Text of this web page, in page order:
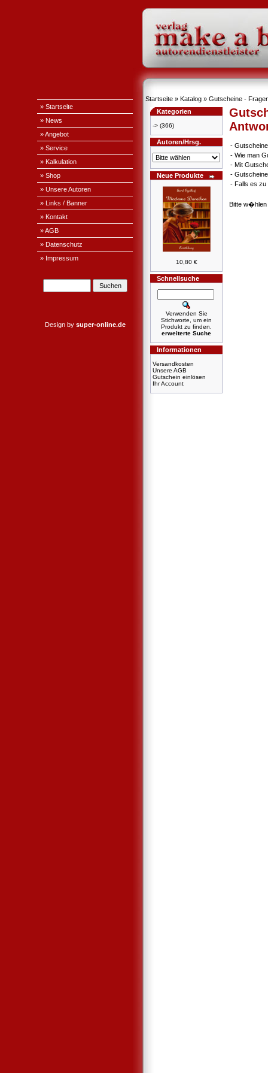
» Startseite
» News
» Angebot
» Service
» Kalkulation
» Shop
» Unsere Autoren
» Links / Banner
» Kontakt
» AGB
» Datenschutz
» Impressum
Design by super-online.de
Startseite » Katalog » Gutscheine -
Kategorien
-> (366)
Autoren/Hrsg.
Neue Produkte
10,80 €
Schnellsuche
Verwenden Sie
Stichworte, um ein
Produkt zu finden.
erweiterte Suche
Informationen
Versandkosten
Unsere AGB
Gutschein einlösen
Ihr Account
-
- Wie man
- Mit
-
- Falls es zu
Bitte w�hlen